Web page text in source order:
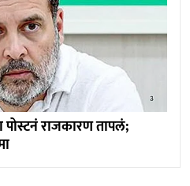
पोस्टनं राजकारण तापलं;